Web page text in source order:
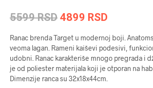
5599RSD Originalna
cena
je
bila:
5599 RSD.
4899 RSD
cena
je:
4899
Ranac brenda Target u modernoj boji.
veoma lagan. Rameni kaiševi podesivi,
udobni. Ranac karakteriše mnogo pregrada i
je od poliester materijala koji je otporan na
Dimenzije ranca su 32x18x44cm.